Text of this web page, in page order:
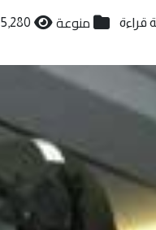
منوعة 5,280 مشاهدة